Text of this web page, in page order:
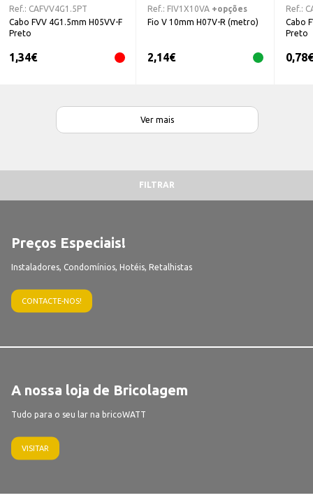
Ref.: CAFVV4G1.5PT
Cabo FVV 4G1.5mm H05VV-F
Preto
1,34€
Ref.: FIV1X10VA +opções
Fio V 10mm H07V-R (metro)
2,14€
Ref.:
Cabo
Preto
0,78€
Ver mais
FILTRAR
Preços Especiais!
Instaladores, Condomínios, Hotéis, Retalhistas
CONTACTE-NOS!
A nossa loja de Bricolagem
Tudo para o seu lar na bricoWATT
VISITAR